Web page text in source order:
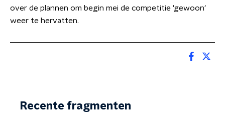
over de plannen om begin mei de competitie 'gewoon'
weer te hervatten.
Recente fragmenten